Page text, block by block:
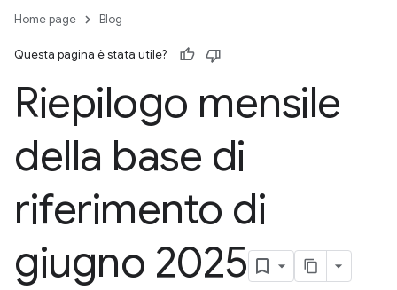
Home page Blog
Questa pagina è stata utile?
Riepilogo mensile
della base di
riferimento di
giugno 2025